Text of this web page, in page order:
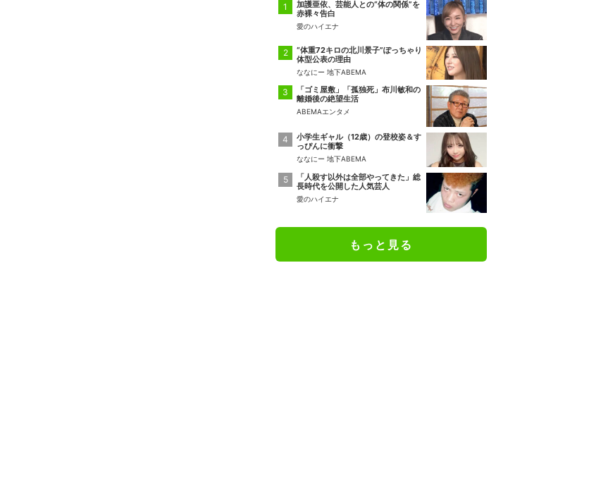
加護亜依、芸能人との“体の関係”を
赤裸々告白
愛のハイエナ
“体重72キロの北川景子”ぽっちゃり
体型公表の理由
ななにー 地下ABEMA
「ゴミ屋敷」「孤独死」布川敏和の
離婚後の絶望生活
ABEMAエンタメ
小学生ギャル（12歳）の登校姿＆す
っぴんに衝撃
ななにー 地下ABEMA
「人殺す以外は全部やってきた」総
長時代を公開した人気芸人
愛のハイエナ
もっと見る